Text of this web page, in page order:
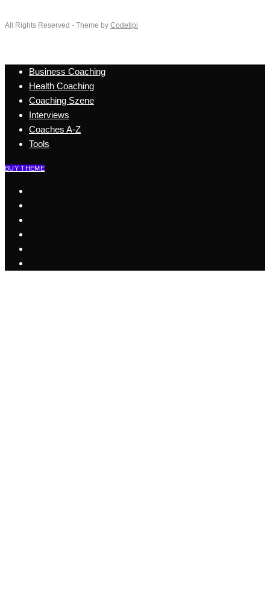
All Rights Reserved - Theme by Codetipi
Business Coaching
Health Coaching
Coaching Szene
Interviews
Coaches A-Z
Tools
BUY THEME